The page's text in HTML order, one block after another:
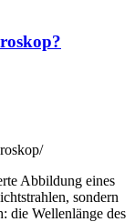
Abbildung eines
sondern
die Wellenlänge des